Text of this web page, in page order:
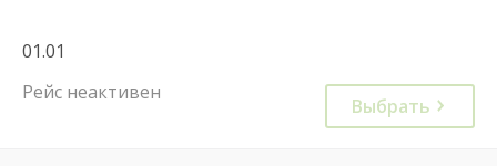
01.01
Рейс неактивен
Выбрать